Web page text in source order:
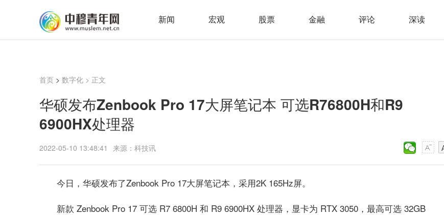
新闻 宏观 股票 金融 评论 深读
首页 > 数字化 > 正文
华硕发布Zenbook Pro 17大屏笔记本 可选R76800H和R9
6900HX处理器
2022-05-10 13:48:41 来源：科技讯
今日，华硕发布了Zenbook Pro 17大屏笔记本，采用2K 165Hz屏。
新款 Zenbook Pro 17 可选 R7 6800H 和 R9 6900HX 处理器，显卡为 RTX 3050，最高可选 32GB